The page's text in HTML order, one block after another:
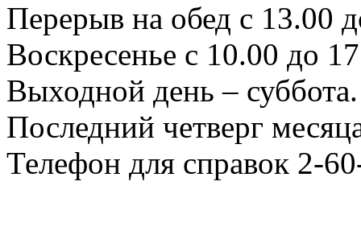
Перерыв на обед с 13.00
Воскресенье с 10.00 до
Выходной день – суббота.
Последний четверг
Телефон для справок 2-